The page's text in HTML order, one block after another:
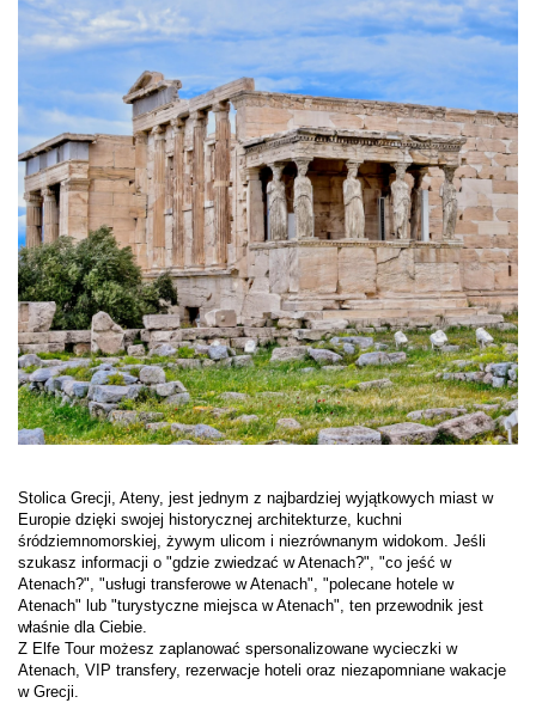
Stolica Grecji, Ateny, jest jednym z najbardziej wyjątkowych miast w
Europie dzięki swojej historycznej architekturze, kuchni
śródziemnomorskiej, żywym ulicom i niezrównanym widokom. Jeśli
szukasz informacji o "gdzie zwiedzać w Atenach?", "co jeść w
Atenach?", "usługi transferowe w Atenach", "polecane hotele w
Atenach" lub "turystyczne miejsca w Atenach", ten przewodnik jest
właśnie dla Ciebie.
Z Elfe Tour możesz zaplanować spersonalizowane wycieczki w
Atenach, VIP transfery, rezerwacje hoteli oraz niezapomniane wakacje
w Grecji.